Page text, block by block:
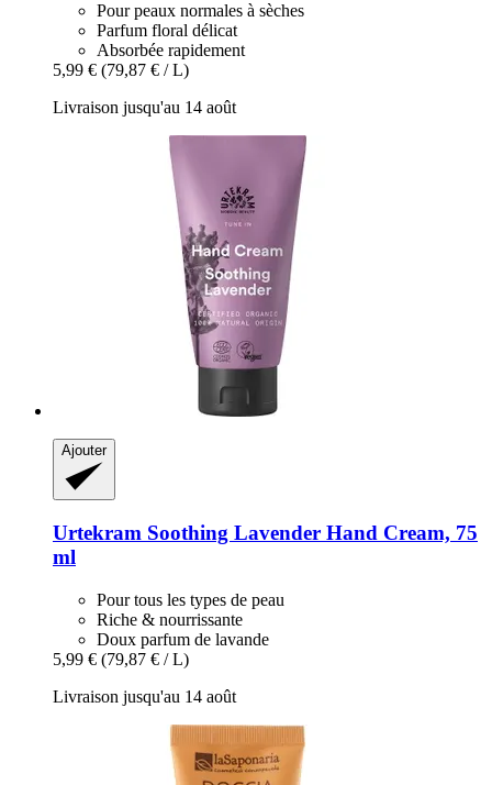
Pour peaux normales à sèches
Parfum floral délicat
Absorbée rapidement
5,99 € (79,87 € / L)
Livraison jusqu'au 14 août
Ajouter
Urtekram Soothing Lavender Hand Cream, 75
ml
Pour tous les types de peau
Riche & nourrissante
Doux parfum de lavande
5,99 € (79,87 € / L)
Livraison jusqu'au 14 août